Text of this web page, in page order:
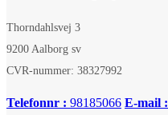
Thorndahlsvej 3
9200 Aalborg sv
CVR-nummer: 38327992
Telefonnr : 98185066 E-mail :